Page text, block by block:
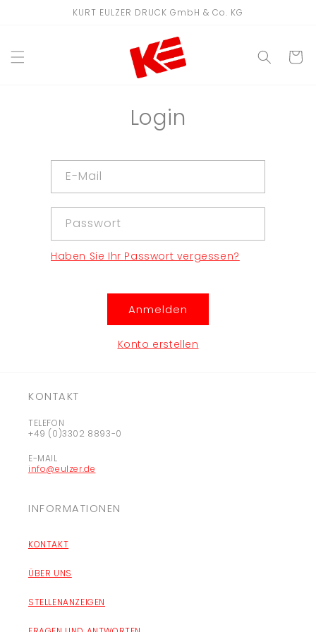
KURT EULZER DRUCK GmbH & Co. KG
Login
E-Mail
Passwort
Haben Sie Ihr Passwort vergessen?
Anmelden
Konto erstellen
KONTAKT
TELEFON
+49 (0)3302 8893-0
E-MAIL
info@eulzer.de
INFORMATIONEN
KONTAKT
ÜBER UNS
STELLENANZEIGEN